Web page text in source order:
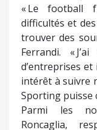
« Le football
difficultés et
trouver des
Ferrandi. «
d’entreprises
intérêt à suivre
Sporting puisse
Parmi les
Roncaglia,